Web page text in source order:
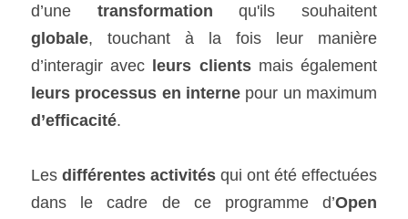
d’une transformation
globale, touchant à la fois leur manière
d’interagir avec leurs clients
leurs processus en interne
d’efficacité.
Les différentes activités qui ont été effectuées
dans le cadre de ce programme d’Open